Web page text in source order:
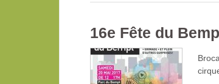
16e Fête du